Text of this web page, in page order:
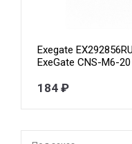
Exegate
ExeGate CNS-M6-
184 ₽